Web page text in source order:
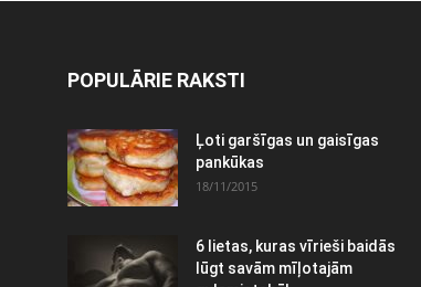
POPULĀRIE RAKSTI
Ļoti garšīgas un gaisīgas
pankūkas
18/11/2015
6 lietas, kuras vīrieši baidās
lūgt savām mīļotajām